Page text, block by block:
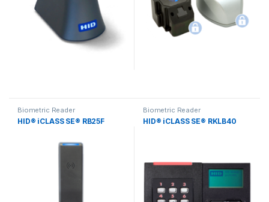
Biometric Reader
HID® iCLASS SE® RB25F
Biometric Reader
HID® iCLASS SE® RKLB40